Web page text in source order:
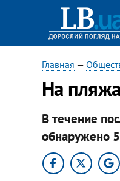
Главная —
На
В течение
обнаружено